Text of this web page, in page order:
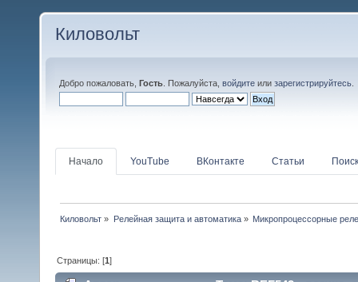
Киловольт
Добро пожаловать, Гость . Пожалуйста, войдите или зарегистрируйтесь
Начало YouTube ВКонтакте Статьи Поиск
Киловольт » Релейная защита и автоматика» Микропроцессорные реле
Страницы: [1]